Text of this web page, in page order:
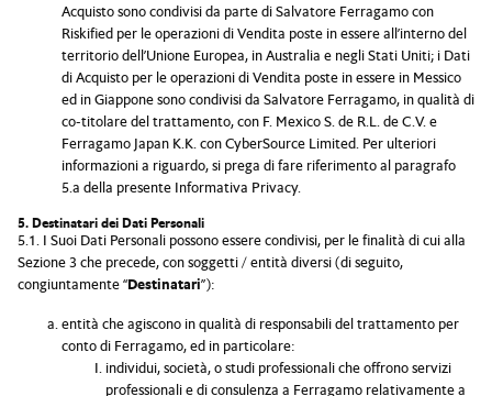
Acquisto sono condivisi da parte di Salvatore Ferragamo con
Riskified per le operazioni di Vendita poste in essere all’interno del
territorio dell’Unione Europea, in Australia e negli Stati Uniti; i Dati
di Acquisto per le operazioni di Vendita poste in essere in Messico
ed in Giappone sono condivisi da Salvatore Ferragamo, in qualità di
co-titolare del trattamento, con F. Mexico S. de R.L. de C.V. e
Ferragamo Japan K.K. con CyberSource Limited. Per ulteriori
informazioni a riguardo, si prega di fare riferimento al paragrafo
5.a della presente Informativa Privacy.
5. Destinatari dei Dati Personali
5.1. I Suoi Dati Personali possono essere condivisi, per le finalità di cui alla
Sezione 3 che precede, con soggetti / entità diversi (di seguito,
congiuntamente “Destinatari”):
entità che agiscono in qualità di responsabili del trattamento per
conto di Ferragamo, ed in particolare:
individui, società, o studi professionali che offrono servizi
professionali e di consulenza a Ferragamo relativamente a